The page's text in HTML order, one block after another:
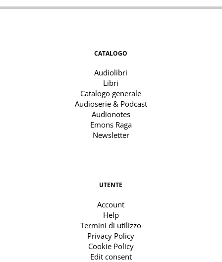
CATALOGO
Audiolibri
Libri
Catalogo generale
Audioserie & Podcast
Audionotes
Emons Raga
Newsletter
UTENTE
Account
Help
Termini di utilizzo
Privacy Policy
Cookie Policy
Edit consent